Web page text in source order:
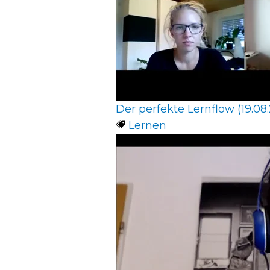
Der perfekte Lernflow
Lernen